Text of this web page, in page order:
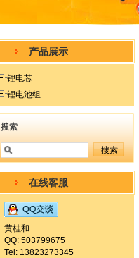
产品展示
锂电芯
锂电池组
搜索
在线客服
黄桂和
QQ: 503799675
Tel: 13823273345